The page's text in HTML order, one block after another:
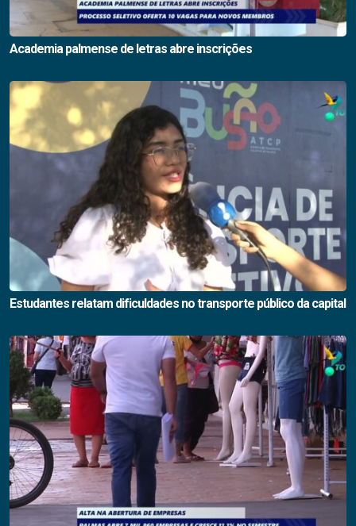
Academia palmense de letras abre inscrições
Estudantes relatam dificuldades no transporte público da capital